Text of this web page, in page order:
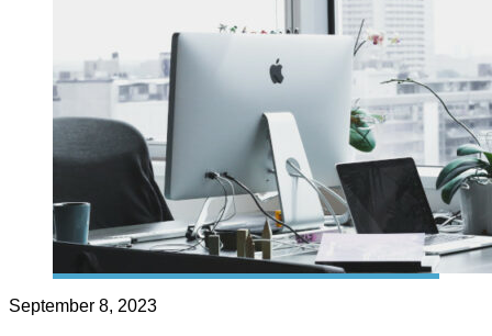
September 8, 2023